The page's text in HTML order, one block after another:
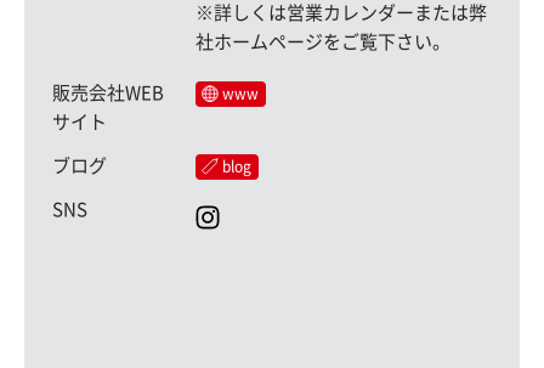
※詳しくは営業カレンダーまたは弊
社ホームページをご覧下さい。
販売会社WEB
サイト
www
ブログ blog
SNS